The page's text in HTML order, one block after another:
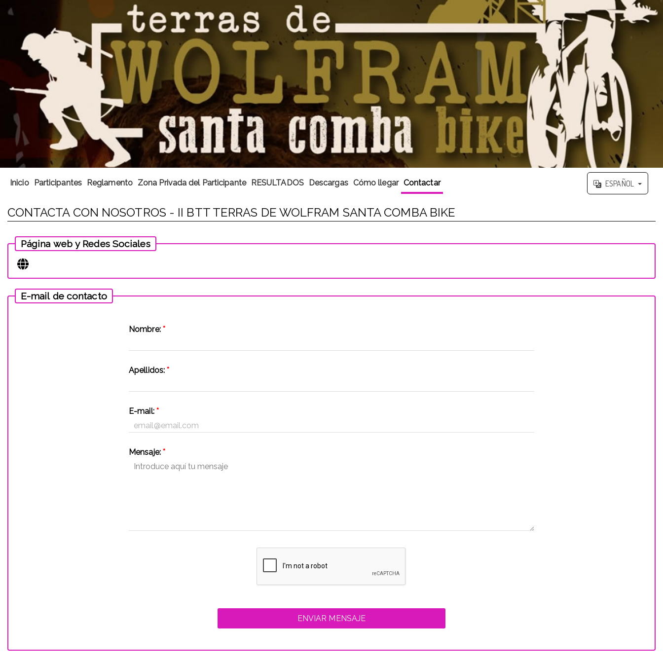
Inicio Participantes Reglamento Zona Privada del Participante RESULTADOS Descargas Cómo llegar Contactar ESPAÑOL
CONTACTA CON NOSOTROS - II BTT TERRAS DE WOLFRAM SANTA COMBA BIKE
Página web y Redes Sociales
E-mail de contacto
Nombre: *
Apellidos:*
E-mail: *
Mensaje: *